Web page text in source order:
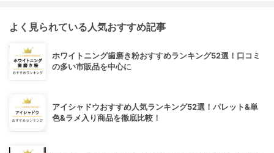
よく見られている人気おすすめ記事
ホワイトニング歯磨き粉おすすめランキング52選！口コミ
の多い市販品を中心に
アイシャドウおすすめ人気ランキング52選！パレット&単
色&ラメ入り商品を徹底比較！